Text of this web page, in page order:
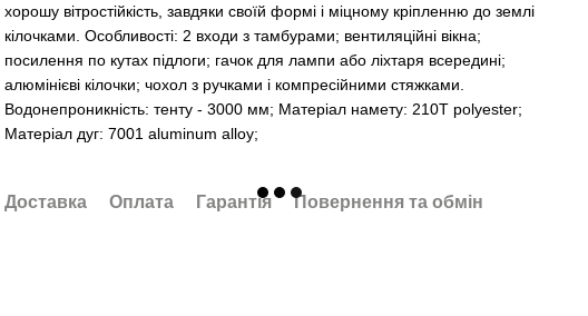
хорошу вітростійкість, завдяки своїй формі і міцному кріпленню до землі
кілочками. Особливості: 2 входи з тамбурами; вентиляційні вікна;
посилення по кутах підлоги; гачок для лампи або ліхтаря всередині;
алюмінієві кілочки; чохол з ручками і компресійними стяжками.
Водонепроникність: тенту - 3000 мм; Матеріал намету: 210T polyester;
Матеріал дуг: 7001 aluminum alloy;
Доставка Оплата Гарантія Повернення та обмін